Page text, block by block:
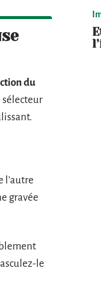
du
sélecteur
l’autre
gravée
le